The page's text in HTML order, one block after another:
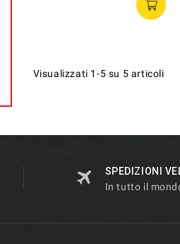
Visualizzati 1-5 su 5 articoli
SPEDIZIONI
In tutto il